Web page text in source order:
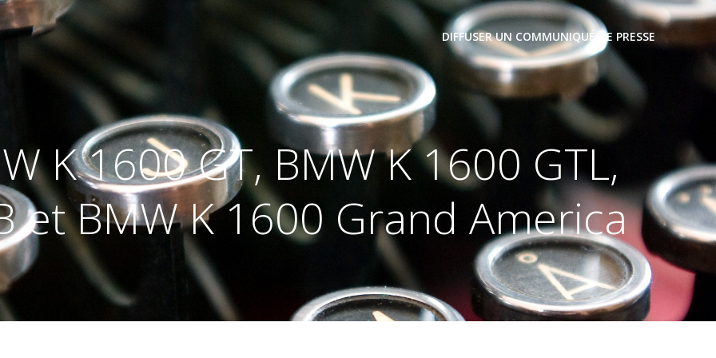
DIFFUSER UN COMMUNIQUÉ DE PRESSE
K 1600 GT, BMW K 1600 GTL,
et BMW K 1600 Grand America